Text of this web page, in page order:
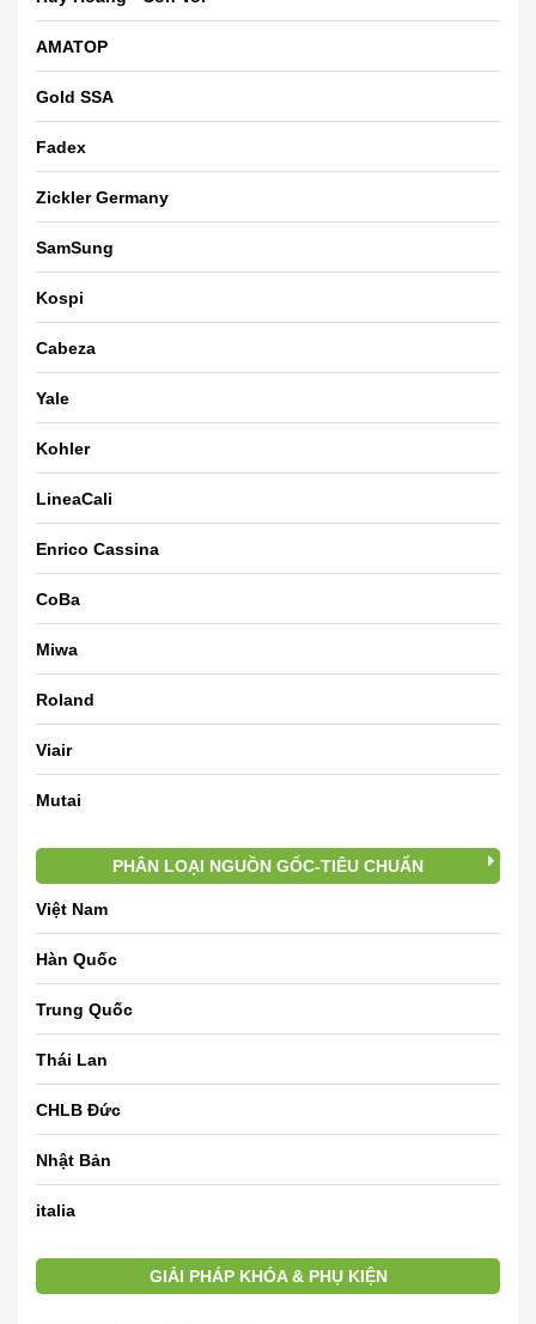
AMATOP
Gold SSA
Fadex
Zickler Germany
SamSung
Kospi
Cabeza
Yale
Kohler
LineaCali
Enrico Cassina
CoBa
Miwa
Roland
Viair
Mutai
PHÂN LOẠI NGUỒN GỐC-TIÊU CHUẨN
Việt Nam
Hàn Quốc
Trung Quốc
Thái Lan
CHLB Đức
Nhật Bản
italia
GIẢI PHÁP KHÓA & PHỤ KIỆN